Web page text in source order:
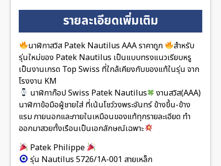
รายละเอียดเพิ่มเติม
นาฬิกาสวิส Patek Nautilus AAA ราคาถูก
สำหรับ
รุ่นใหม่ของ Patek Nautilus เป็นแบบทรงแนวเรียบหรู
เป็นงานเกรด Top Swiss ที่ใกล้เคียงกับของแท้ในรุ่น จาก
โรงงาน KM
นาฬิกาก๊อป Swiss Patek Nautilus
งานสวิส(AAA)
นาฬิกาข้อมือผู้ชายใส่ ที่เน้นโชว์วงพระจันทร์ ข้างขึ้น-ข้าง
แรม ภายนอกและภายในเหมือนของแท้ทุกรายละเอียด ทำ
ออกมาสวยทั้งเรือนเป็นเอกลักษณ์เฉพาะ
Patek Philippe
รุ่น Nautilus 5726/1A-001 สายเหล็ก